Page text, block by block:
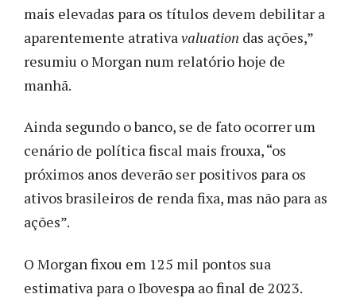
mais elevadas para os títulos devem debilitar a
aparentemente atrativavaluation das ações,”
resumiu o Morgan num relatório hoje de
manhã.
Ainda segundo o banco, se de fato ocorrer um
cenário de política fiscal mais frouxa, “os
próximos anos deverão ser positivos para os
ativos brasileiros de renda fixa, mas não para as
ações”.
O Morgan fixou em 125 mil pontos sua
estimativa para o Ibovespa ao final de 2023.